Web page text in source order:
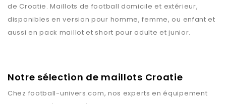
de Croatie. Maillots de football domicile et extérieur,
disponibles en version pour homme, femme, ou enfant et
aussi en pack maillot et short pour adulte et junior.
Notre sélection de maillots Croatie
Chez football-univers.com, nos experts en équipement